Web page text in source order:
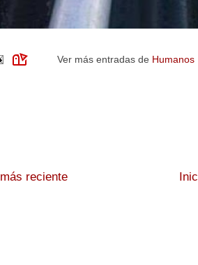
Ver más entradas de Humanos
reciente